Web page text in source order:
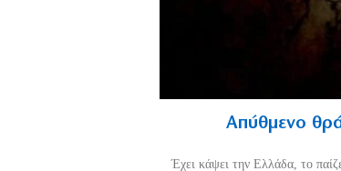
Απύθμενο
Έχει κάψει την Ελλάδα, το